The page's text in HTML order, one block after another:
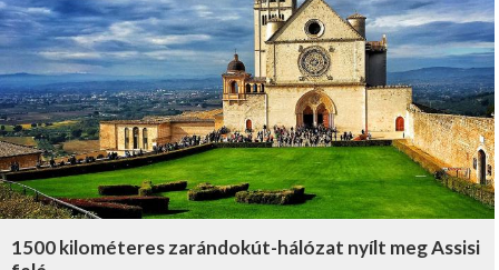
1500 kilométeres zarándokút-hálózat nyílt meg Assisi